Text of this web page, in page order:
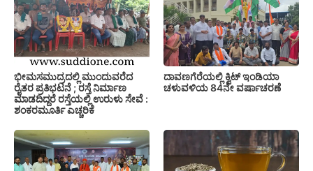
ಭೀಮಸಮುದ್ರದಲ್ಲಿ ಮುಂದುವರೆದ
ರೈತರ ಪ್ರತಿಭಟನೆ ; ರಸ್ತೆ ನಿರ್ಮಾಣ
ಮಾಡದಿದ್ದರೆ ರಸ್ತೆಯಲ್ಲಿ ಉರುಳು ಸೇವೆ :
ಶಂಕರಮೂರ್ತಿ ಎಚ್ಚರಿಕೆ
ದಾವಣಗೆರೆಯಲ್ಲಿ ಕ್ವಿಟ್ ಇಂಡಿಯಾ
ಚಳುವಳಿಯ 84ನೇ ವರ್ಷಾಚರಣೆ